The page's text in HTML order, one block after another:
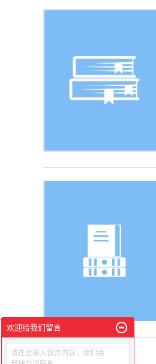
欢迎给我们留言
请在此输入留言内容，我们会